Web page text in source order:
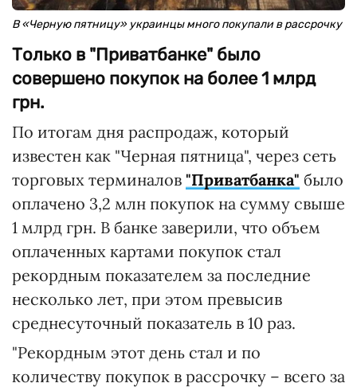
В «Черную пятницу» украинцы много покупали в рассрочку
Только в "Приватбанке" было
совершено покупок на более 1 млрд
грн.
По итогам дня распродаж, который
известен как "Черная пятница", через сеть
торговых терминалов "Приватбанка" было
оплачено 3,2 млн покупок на сумму свыше
1 млрд грн. В банке заверили, что объем
оплаченных картами покупок стал
рекордным показателем за последние
несколько лет, при этом превысив
среднесуточный показатель в 10 раз.
"Рекордным этот день стал и по
количеству покупок в рассрочку – всего за